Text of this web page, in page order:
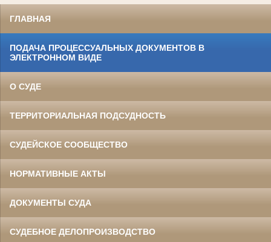
ГЛАВНАЯ
ПОДАЧА ПРОЦЕССУАЛЬНЫХ ДОКУМЕНТОВ В
ЭЛЕКТРОННОМ ВИДЕ
О СУДЕ
ТЕРРИТОРИАЛЬНАЯ ПОДСУДНОСТЬ
СУДЕЙСКОЕ СООБЩЕСТВО
НОРМАТИВНЫЕ АКТЫ
ДОКУМЕНТЫ СУДА
СУДЕБНОЕ ДЕЛОПРОИЗВОДСТВО